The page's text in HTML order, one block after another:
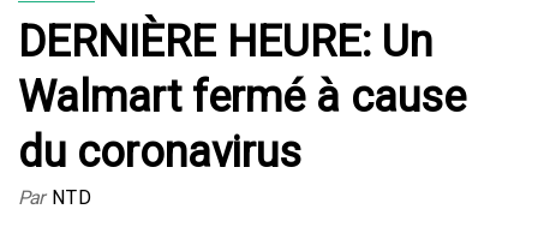
DERNIÈRE HEURE: Un
Walmart fermé à cause
du coronavirus
Par NTD